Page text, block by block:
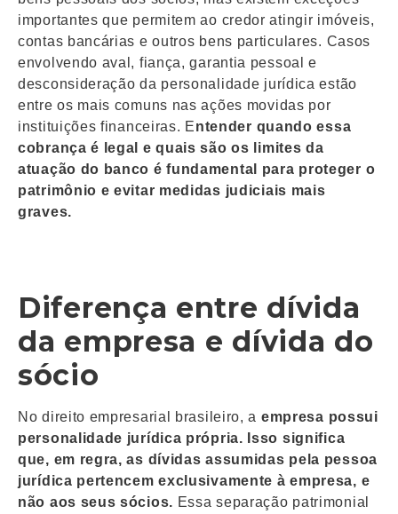
importantes que permitem ao credor atingir imóveis,
contas bancárias e outros bens particulares. Casos
envolvendo aval, fiança, garantia pessoal e
desconsideração da personalidade jurídica estão
entre os mais comuns nas ações movidas por
instituições financeiras. Entender quando essa
cobrança é legal e quais são os limites da
atuação do banco é fundamental para proteger o
patrimônio e evitar medidas judiciais mais
graves.
Diferença entre dívida
da empresa e dívida do
sócio
No direito empresarial brasileiro, a empresa possui
personalidade jurídica própria. Isso significa
que, em regra, as dívidas assumidas pela pessoa
jurídica pertencem exclusivamente à empresa, e
não aos seus sócios. Essa separação patrimonial